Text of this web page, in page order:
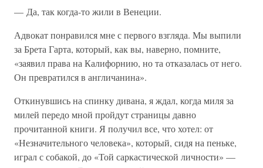
— Да, так когда-то жили в Венеции.
Адвокат понравился мне с первого взгляда. Мы выпили
за Брета Гарта, который, как вы, наверно, помните,
«заявил права на Калифорнию, но та отказалась от него.
Он превратился в англичанина».
Откинувшись на спинку дивана, я ждал, когда миля за
милей передо мной пройдут страницы давно
прочитанной книги. Я получил все, что хотел: от
«Незначительного человека», который, сидя на пеньке,
играл с собакой, до «Той саркастической личности» —